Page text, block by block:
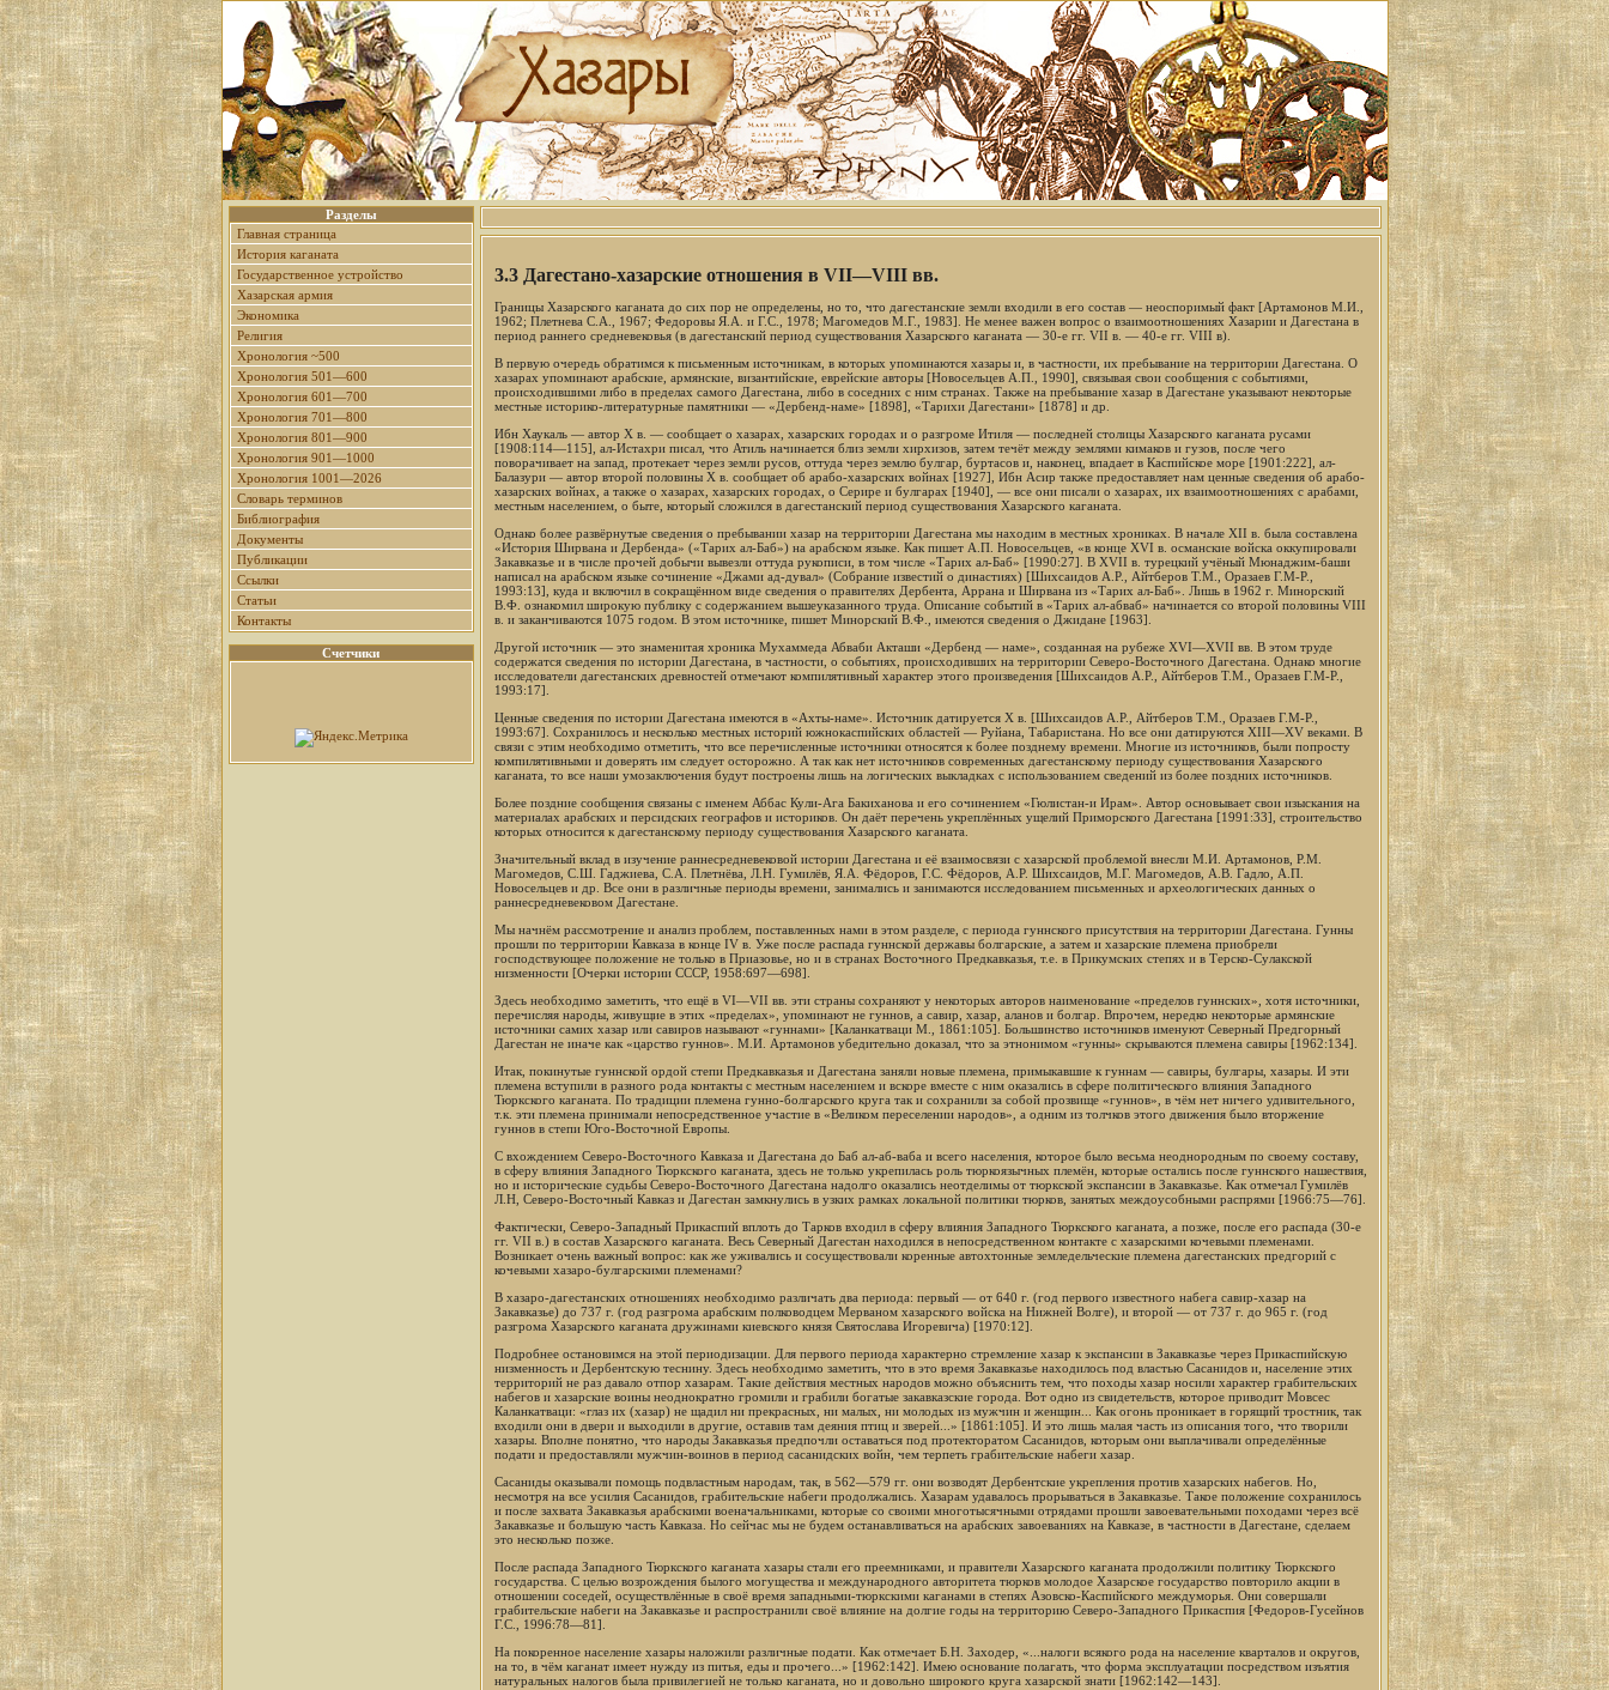
Разделы
Главная страница
История каганата
Государственное устройство
Хазарская армия
Экономика
Религия
Хронология ~500
Хронология 501—600
Хронология 601—700
Хронология 701—800
Хронология 801—900
Хронология 901—1000
Хронология 1001—2026
Словарь терминов
Библиография
Документы
Публикации
Ссылки
Статьи
Контакты
Счетчики
3.3 Дагестано-хазарские отношения в VII—VIII вв.
Границы Хазарского каганата до сих пор не определены, но то, что дагестанские земли входили в его состав — неоспоримый факт [Артамонов М.И.,
1962; Плетнева С.А., 1967; Федоровы Я.А. и Г.С., 1978; Магомедов М.Г., 1983]. Не менее важен вопрос о взаимоотношениях Хазарии и Дагестана в
период раннего средневековья (в дагестанский период существования Хазарского каганата — 30-е гг. VII в. — 40-е гг. VIII в).
В первую очередь обратимся к письменным источникам, в которых упоминаются хазары и, в частности, их пребывание на территории Дагестана. О
хазарах упоминают арабские, армянские, византийские, еврейские авторы [Новосельцев А.П., 1990], связывая свои сообщения с событиями,
происходившими либо в пределах самого Дагестана, либо в соседних с ним странах. Также на пребывание хазар в Дагестане указывают некоторые
местные историко-литературные памятники — «Дербенд-наме» [1898], «Тарихи Дагестани» [1878] и др.
Ибн Хаукаль — автор X в. — сообщает о хазарах, хазарских городах и о разгроме Итиля — последней столицы Хазарского каганата русами
[1908:114—115], ал-Истахри писал, что Атиль начинается близ земли хирхизов, затем течёт между землями кимаков и гузов, после чего
поворачивает на запад, протекает через земли русов, оттуда через землю булгар, буртасов и, наконец, впадает в Каспийское море [1901:222], ал-
Балазури — автор второй половины X в. сообщает об арабо-хазарских войнах [1927], Ибн Асир также предоставляет нам ценные сведения об арабо-
хазарских войнах, а также о хазарах, хазарских городах, о Серире и булгарах [1940], — все они писали о хазарах, их взаимоотношениях с арабами,
местным населением, о быте, который сложился в дагестанский период существования Хазарского каганата.
Однако более развёрнутые сведения о пребывании хазар на территории Дагестана мы находим в местных хрониках. В начале XII в. была составлена
«История Ширвана и Дербенда» («Тарих ал-Баб») на арабском языке. Как пишет А.П. Новосельцев, «в конце XVI в. османские войска оккупировали
Закавказье и в числе прочей добычи вывезли оттуда рукописи, в том числе «Тарих ал-Баб» [1990:27]. В XVII в. турецкий учёный Мюнаджим-баши
написал на арабском языке сочинение «Джами ад-дувал» (Собрание известий о династиях) [Шихсаидов А.Р., Айтберов Т.М., Оразаев Г.М-Р.,
1993:13], куда и включил в сокращённом виде сведения о правителях Дербента, Аррана и Ширвана из «Тарих ал-Баб». Лишь в 1962 г. Минорский
В.Ф. ознакомил широкую публику с содержанием вышеуказанного труда. Описание событий в «Тарих ал-абваб» начинается со второй половины VIII
в. и заканчиваются 1075 годом. В этом источнике, пишет Минорский В.Ф., имеются сведения о Джидане [1963].
Другой источник — это знаменитая хроника Мухаммеда Абваби Акташи «Дербенд — наме», созданная на рубеже XVI—XVII вв. В этом труде
содержатся сведения по истории Дагестана, в частности, о событиях, происходивших на территории Северо-Восточного Дагестана. Однако многие
исследователи дагестанских древностей отмечают компилятивный характер этого произведения [Шихсаидов А.Р., Айтберов Т.М., Оразаев Г.М-Р.,
1993:17].
Ценные сведения по истории Дагестана имеются в «Ахты-наме». Источник датируется X в. [Шихсаидов А.Р., Айтберов Т.М., Оразаев Г.М-Р.,
1993:67]. Сохранилось и несколько местных историй южнокаспийских областей — Руйана, Табаристана. Но все они датируются XIII—XV веками. В
связи с этим необходимо отметить, что все перечисленные источники относятся к более позднему времени. Многие из источников, были попросту
компилятивными и доверять им следует осторожно. А так как нет источников современных дагестанскому периоду существования Хазарского
каганата, то все наши умозаключения будут построены лишь на логических выкладках с использованием сведений из более поздних источников.
Более поздние сообщения связаны с именем Аббас Кули-Ага Бакиханова и его сочинением «Гюлистан-и Ирам». Автор основывает свои изыскания на
материалах арабских и персидских географов и историков. Он даёт перечень укреплённых ущелий Приморского Дагестана [1991:33], строительство
которых относится к дагестанскому периоду существования Хазарского каганата.
Значительный вклад в изучение раннесредневековой истории Дагестана и её взаимосвязи с хазарской проблемой внесли М.И. Артамонов, Р.М.
Магомедов, С.Ш. Гаджиева, С.А. Плетнёва, Л.Н. Гумилёв, Я.А. Фёдоров, Г.С. Фёдоров, А.Р. Шихсаидов, М.Г. Магомедов, А.В. Гадло, А.П.
Новосельцев и др. Все они в различные периоды времени, занимались и занимаются исследованием письменных и археологических данных о
раннесредневековом Дагестане.
Мы начнём рассмотрение и анализ проблем, поставленных нами в этом разделе, с периода гуннского присутствия на территории Дагестана. Гунны
прошли по территории Кавказа в конце IV в. Уже после распада гуннской державы болгарские, а затем и хазарские племена приобрели
господствующее положение не только в Приазовье, но и в странах Восточного Предкавказья, т.е. в Прикумских степях и в Терско-Сулакской
низменности [Очерки истории СССР, 1958:697—698].
Здесь необходимо заметить, что ещё в VI—VII вв. эти страны сохраняют у некоторых авторов наименование «пределов гуннских», хотя источники,
перечисляя народы, живущие в этих «пределах», упоминают не гуннов, а савир, хазар, аланов и болгар. Впрочем, нередко некоторые армянские
источники самих хазар или савиров называют «гуннами» [Каланкатваци М., 1861:105]. Большинство источников именуют Северный Предгорный
Дагестан не иначе как «царство гуннов». М.И. Артамонов убедительно доказал, что за этнонимом «гунны» скрываются племена савиры [1962:134].
Итак, покинутые гуннской ордой степи Предкавказья и Дагестана заняли новые племена, примыкавшие к гуннам — савиры, булгары, хазары. И эти
племена вступили в разного рода контакты с местным населением и вскоре вместе с ним оказались в сфере политического влияния Западного
Тюркского каганата. По традиции племена гунно-болгарского круга так и сохранили за собой прозвище «гуннов», в чём нет ничего удивительного,
т.к. эти племена принимали непосредственное участие в «Великом переселении народов», а одним из толчков этого движения было вторжение
гуннов в степи Юго-Восточной Европы.
С вхождением Северо-Восточного Кавказа и Дагестана до Баб ал-аб-ваба и всего населения, которое было весьма неоднородным по своему составу,
в сферу влияния Западного Тюркского каганата, здесь не только укрепилась роль тюркоязычных племён, которые остались после гуннского нашествия,
но и исторические судьбы Северо-Восточного Дагестана надолго оказались неотделимы от тюркской экспансии в Закавказье. Как отмечал Гумилёв
Л.Н, Северо-Восточный Кавказ и Дагестан замкнулись в узких рамках локальной политики тюрков, занятых междоусобными распрями [1966:75—76].
Фактически, Северо-Западный Прикаспий вплоть до Тарков входил в сферу влияния Западного Тюркского каганата, а позже, после его распада (30-е
гг. VII в.) в состав Хазарского каганата. Весь Северный Дагестан находился в непосредственном контакте с хазарскими кочевыми племенами.
Возникает очень важный вопрос: как же уживались и сосуществовали коренные автохтонные земледельческие племена дагестанских предгорий с
кочевыми хазаро-булгарскими племенами?
В хазаро-дагестанских отношениях необходимо различать два периода: первый — от 640 г. (год первого известного набега савир-хазар на
Закавказье) до 737 г. (год разгрома арабским полководцем Мерваном хазарского войска на Нижней Волге), и второй — от 737 г. до 965 г. (год
разгрома Хазарского каганата дружинами киевского князя Святослава Игоревича) [1970:12].
Подробнее остановимся на этой периодизации. Для первого периода характерно стремление хазар к экспансии в Закавказье через Прикаспийскую
низменность и Дербентскую теснину. Здесь необходимо заметить, что в это время Закавказье находилось под властью Сасанидов и, население этих
территорий не раз давало отпор хазарам. Такие действия местных народов можно объяснить тем, что походы хазар носили характер грабительских
набегов и хазарские воины неоднократно громили и грабили богатые закавказские города. Вот одно из свидетельств, которое приводит Мовсес
Каланкатваци: «глаз их (хазар) не щадил ни прекрасных, ни малых, ни молодых из мужчин и женщин... Как огонь проникает в горящий тростник, так
входили они в двери и выходили в другие, оставив там деяния птиц и зверей...» [1861:105]. И это лишь малая часть из описания того, что творили
хазары. Вполне понятно, что народы Закавказья предпочли оставаться под протекторатом Сасанидов, которым они выплачивали определённые
подати и предоставляли мужчин-воинов в период сасанидских войн, чем терпеть грабительские набеги хазар.
Сасаниды оказывали помощь подвластным народам, так, в 562—579 гг. они возводят Дербентские укрепления против хазарских набегов. Но,
несмотря на все усилия Сасанидов, грабительские набеги продолжались. Хазарам удавалось прорываться в Закавказье. Такое положение сохранилось
и после захвата Закавказья арабскими военачальниками, которые со своими многотысячными отрядами прошли завоевательными походами через всё
Закавказье и большую часть Кавказа. Но сейчас мы не будем останавливаться на арабских завоеваниях на Кавказе, в частности в Дагестане, сделаем
это несколько позже.
После распада Западного Тюркского каганата хазары стали его преемниками, и правители Хазарского каганата продолжили политику Тюркского
государства. С целью возрождения былого могущества и международного авторитета тюрков молодое Хазарское государство повторило акции в
отношении соседей, осуществлённые в своё время западными-тюркскими каганами в степях Азовско-Каспийского междуморья. Они совершали
грабительские набеги на Закавказье и распространили своё влияние на долгие годы на территорию Северо-Западного Прикаспия [Федоров-Гусейнов
Г.С., 1996:78—81].
На покоренное население хазары наложили различные подати. Как отмечает Б.Н. Заходер, «...налоги всякого рода на население кварталов и округов,
на то, в чём каганат имеет нужду из питья, еды и прочего...» [1962:142]. Имею основание полагать, что форма эксплуатации посредством изъятия
натуральных налогов была привилегией не только каганата, но и довольно широкого круга хазарской знати [1962:142—143].